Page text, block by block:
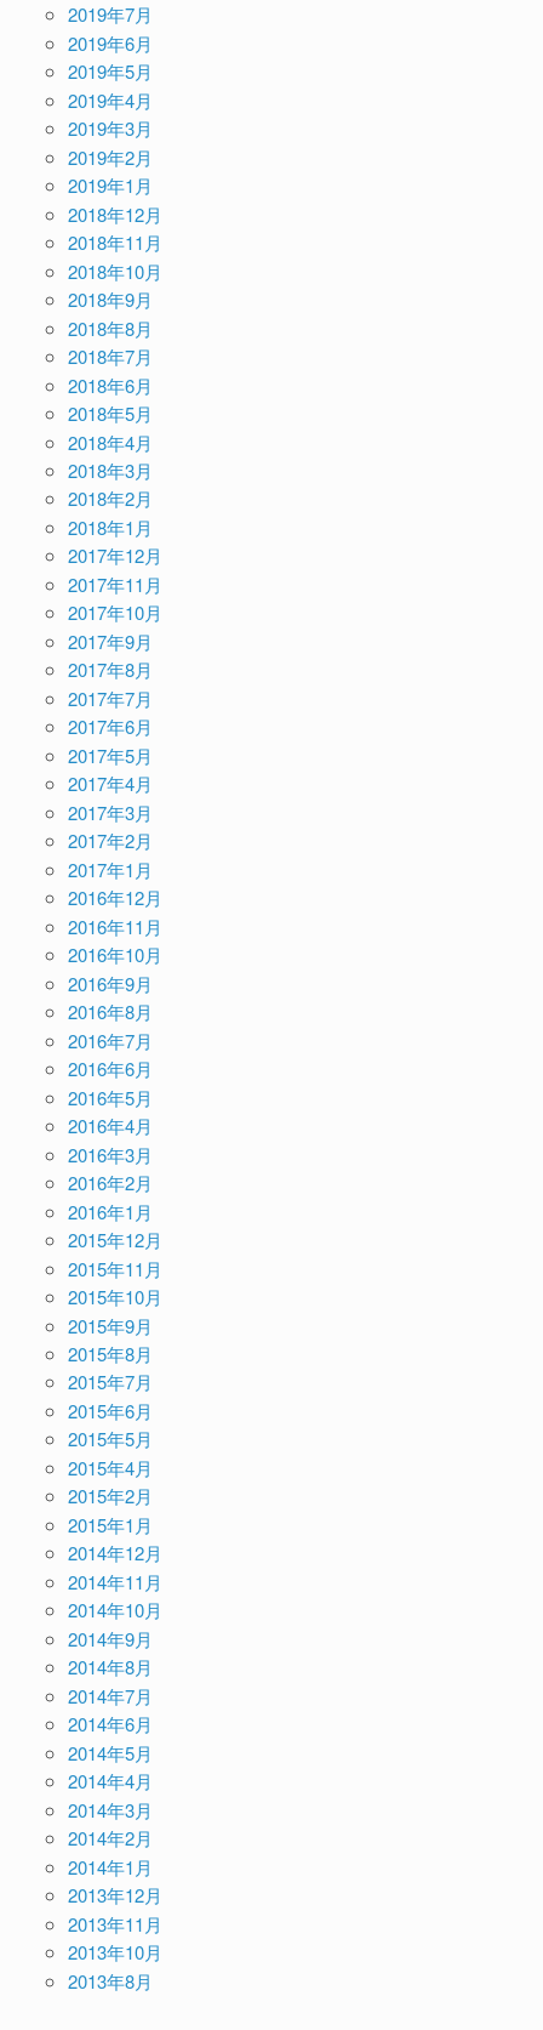
2019年7月
2019年6月
2019年5月
2019年4月
2019年3月
2019年2月
2019年1月
2018年12月
2018年11月
2018年10月
2018年9月
2018年8月
2018年7月
2018年6月
2018年5月
2018年4月
2018年3月
2018年2月
2018年1月
2017年12月
2017年11月
2017年10月
2017年9月
2017年8月
2017年7月
2017年6月
2017年5月
2017年4月
2017年3月
2017年2月
2017年1月
2016年12月
2016年11月
2016年10月
2016年9月
2016年8月
2016年7月
2016年6月
2016年5月
2016年4月
2016年3月
2016年2月
2016年1月
2015年12月
2015年11月
2015年10月
2015年9月
2015年8月
2015年7月
2015年6月
2015年5月
2015年4月
2015年2月
2015年1月
2014年12月
2014年11月
2014年10月
2014年9月
2014年8月
2014年7月
2014年6月
2014年5月
2014年4月
2014年3月
2014年2月
2014年1月
2013年12月
2013年11月
2013年10月
2013年8月